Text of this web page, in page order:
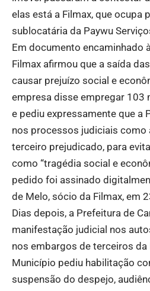
elas está a Filmax, que ocupa
sublocatária da Paywu
Em documento encaminhado
Filmax afirmou que a saída
causar prejuízo social e
empresa disse empregar 103
e pediu expressamente que a
nos processos judiciais como
terceiro prejudicado, para
como “tragédia social e
pedido foi assinado
de Melo, sócio da Filmax, em
Dias depois, a Prefeitura de
manifestação judicial nos
nos embargos de terceiros da
Município pediu habilitação
suspensão do despejo,